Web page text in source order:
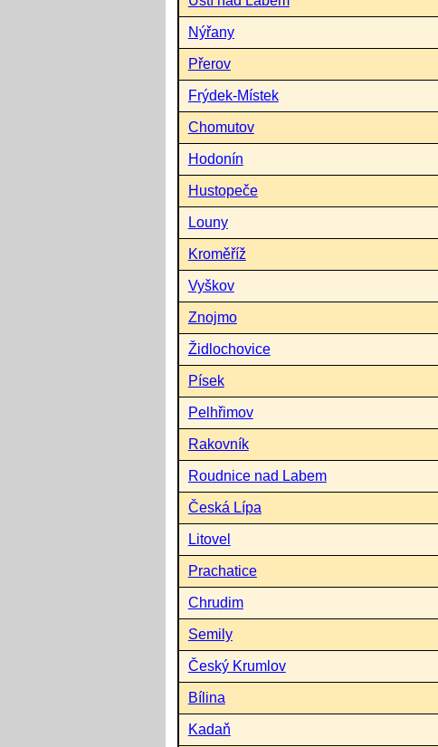
Nýřany
Přerov
Frýdek-Místek
Chomutov
Hodonín
Hustopeče
Louny
Kroměříž
Vyškov
Znojmo
Židlochovice
Písek
Pelhřimov
Rakovník
Roudnice nad Labem
Česká Lípa
Litovel
Prachatice
Chrudim
Semily
Český Krumlov
Bílina
Kadaň